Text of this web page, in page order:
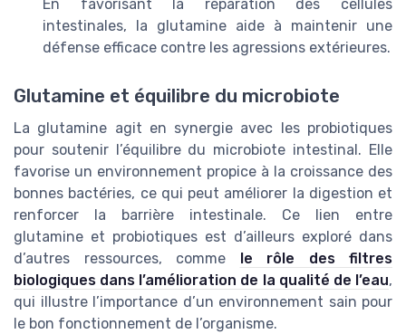
En favorisant la réparation des cellules
intestinales, la glutamine aide à maintenir une
défense efficace contre les agressions extérieures.
Glutamine et équilibre du microbiote
La glutamine agit en synergie avec les probiotiques
pour soutenir l’équilibre du microbiote intestinal. Elle
favorise un environnement propice à la croissance des
bonnes bactéries, ce qui peut améliorer la digestion et
renforcer la barrière intestinale. Ce lien entre
glutamine et probiotiques est d’ailleurs exploré dans
d’autres ressources, comme
le rôle des filtres
biologiques dans l’amélioration de la qualité de l’eau,
qui illustre l’importance d’un environnement sain pour
le bon fonctionnement de l’organisme.